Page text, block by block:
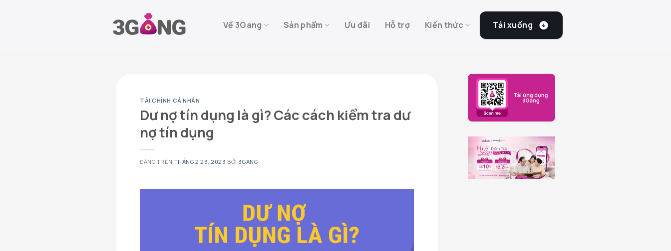
Về 3Gang Sản phẩm Ưu đãi Hỗ trợ Kiến thức Tải xuống
TÀI CHÍNH CÁ NHÂN
Dư nợ tín dụng là gì? Các cách kiểm tra dư
nợ tín dụng
ĐĂNG TRÊN THÁNG 2 23, 2023 BỞI 3GANG